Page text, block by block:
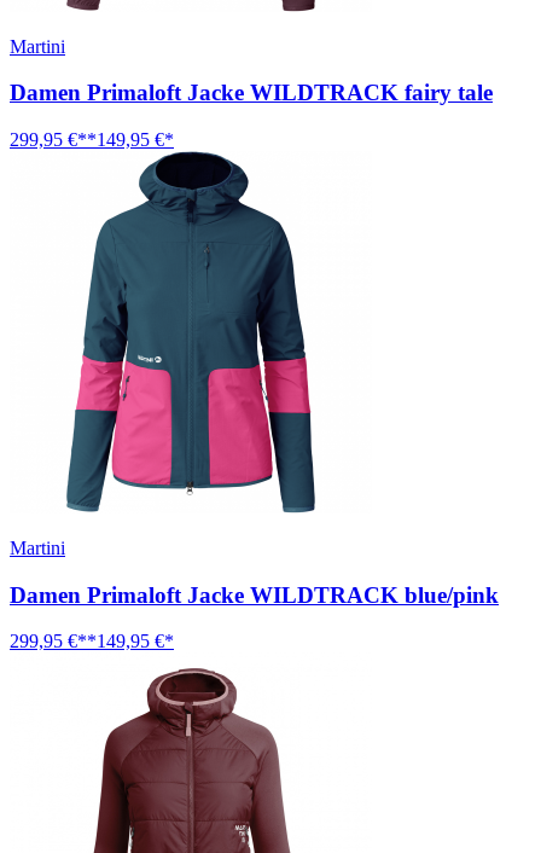
Martini
Damen Primaloft Jacke WILDTRACK fairy tale
299,95 €**149,95 €*
Martini
Damen Primaloft Jacke WILDTRACK blue/pink
299,95 €**149,95 €*